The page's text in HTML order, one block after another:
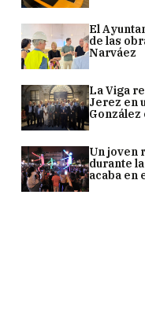
El
de las
Narváez
La Viga
Jerez en
Un joven
durante
acaba en